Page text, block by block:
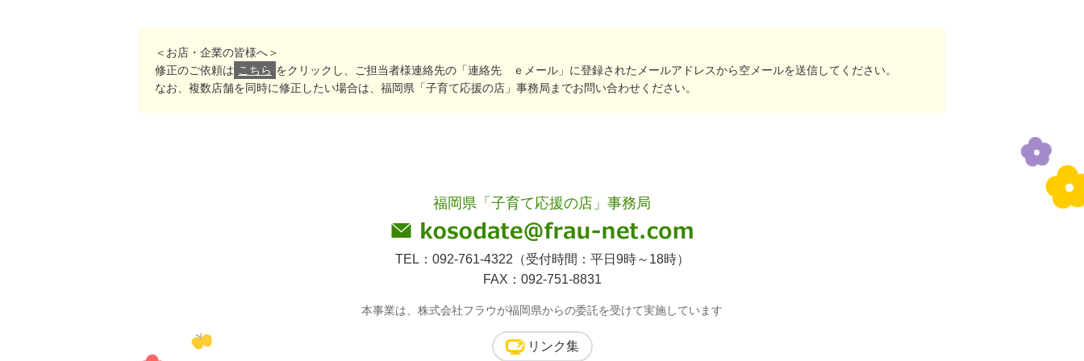
＜お店・企業の皆様へ＞
修正のご依頼は こちら をクリックし、ご担当者様連絡先の「連絡先 ｅメール」に登録されたメールアドレスから空メールを送信してください。
なお、複数店舗を同時に修正したい場合は、福岡県「子育て応援の店」事務局までお問い合わせください。
福岡県「子育て応援の店」事務局
TEL：092-761-4322（受付時間：平日9時～18時）
FAX：092-751-8831
本事業は、株式会社フラウが福岡県からの委託を受けて実施しています
リンク集